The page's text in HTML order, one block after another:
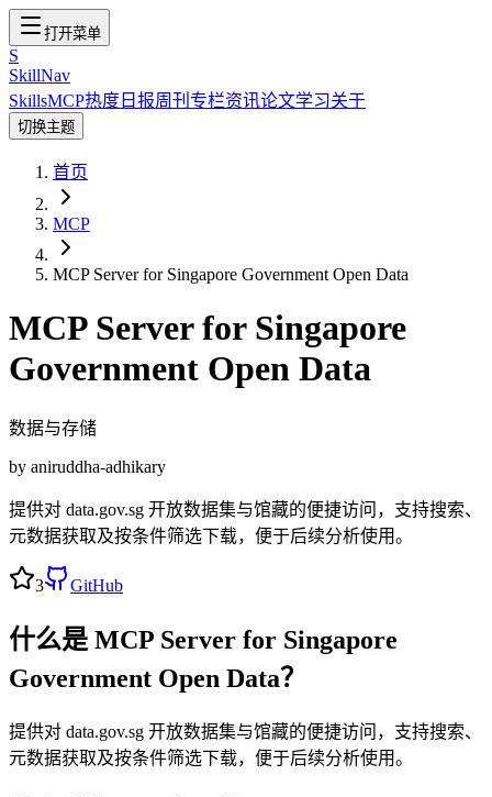
打开菜单
S
SkillNav
SkillsMCP热度 日报周刊 专栏资讯论文学习关于
切换主题
首页
MCP
MCP Server for Singapore Government Open Data
MCP Server for Singapore
Government Open Data
数据与存储
by aniruddha-adhikary
提供对 data.gov.sg 开放数据集与馆藏的便捷访问，支持搜索、
元数据获取及按条件筛选下载，便于后续分析使用。
3 GitHub
什么是 MCP Server for Singapore
Government Open Data？
提供对 data.gov.sg 开放数据集与馆藏的便捷访问，支持搜索、
元数据获取及按条件筛选下载，便于后续分析使用。